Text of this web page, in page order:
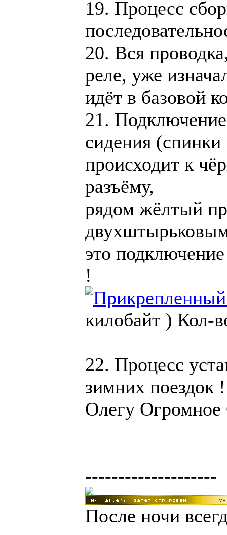
19. Процесс
20. Вся
реле, уже
идёт в базовой
21.
сидения
происходит к
разъёму,
рядом жёлтый
это
!
килобайт ) Кол-
22. Процесс
зимних поездок !
Олегу
--------------------
После ночи